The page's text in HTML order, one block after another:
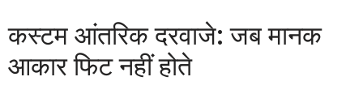
कस्टम आंतरिक दरवाजे: जब मानक
आकार फिट नहीं होते